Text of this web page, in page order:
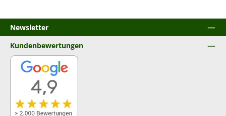
Newsletter
Kundenbewertungen